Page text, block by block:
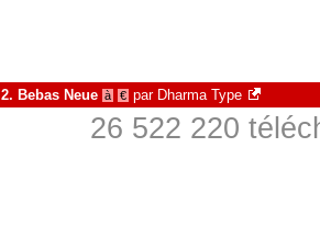
2. Bebas Neue à € par Dharma Type
26 522 220